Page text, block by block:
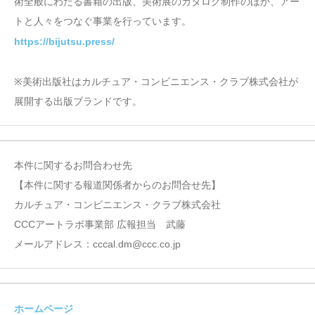
トと人々をつなぐ事業を行っています。
https://bijutsu.press/
※美術出版社はカルチュア・コンビニエンス・クラブ株式会社が
展開する出版ブランドです。
本件に関するお問合わせ先
【本件に関する報道関係者からのお問合せ先】
カルチュア・コンビニエンス・クラブ株式会社
CCCアートラボ事業部 広報担当 武藤
メールアドレス：cccal.dm@ccc.co.jp
ホームページ